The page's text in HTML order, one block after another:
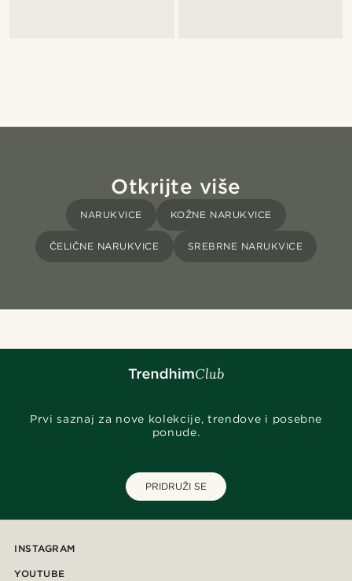
Otkrijte više
NARUKVICE KOŽNE NARUKVICE
ČELIČNE NARUKVICE SREBRNE NARUKVICE
Prvi saznaj za nove kolekcije, trendove i posebne
ponude.
PRIDRUŽI SE
INSTAGRAM
YOUTUBE